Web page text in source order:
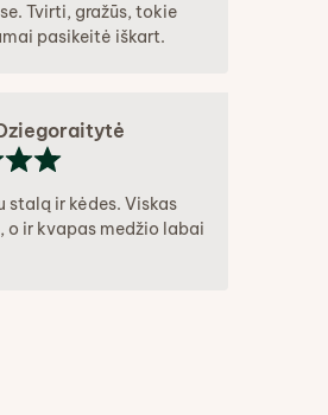
Tvirti, gražūs, tokie
pasikeitė iškart.
stalą ir kėdes. Viskas
o ir kvapas medžio labai